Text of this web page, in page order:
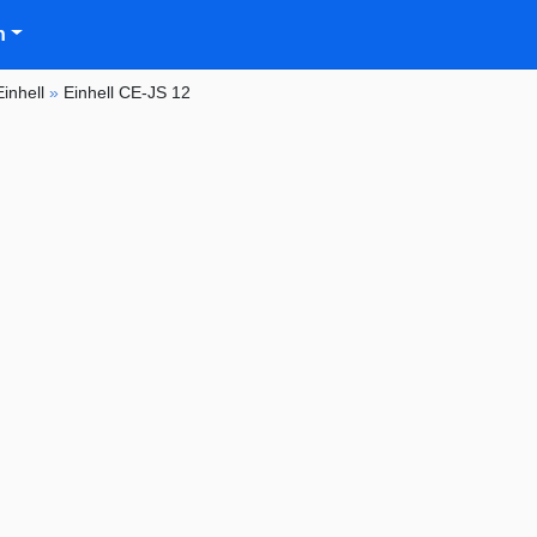
» Einhell CE-JS 12